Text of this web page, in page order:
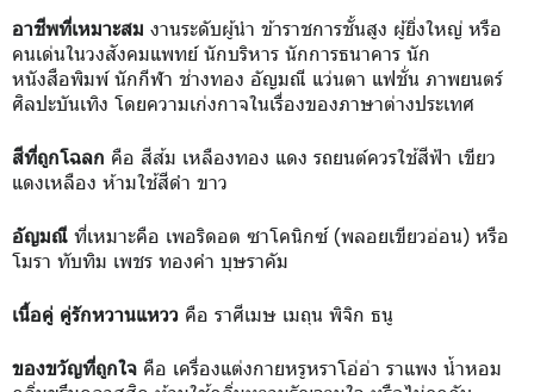
อาชีพที่เหมาะสม งานระดับผู้นำ ข้าราชการชั้นสูง ผู้ยิ่งใหญ่ หรือ
คนเด่นในวงสังคมแพทย์ นักบริหาร นักการธนาคาร นัก
หนังสือพิมพ์ นักกีฬา ช่างทอง อัญมณี แว่นตา แฟชั่น ภาพยนตร์
ศิลปะบันเทิง โดยความเก่งกาจในเรื่องของภาษาต่างประเทศ
สีที่ถูกโฉลก คือ สีส้ม เหลืองทอง แดง รถยนต์ควรใช้สีฟ้า เขียว
แดงเหลือง ห้ามใช้สีดำ ขาว
อัญมณี ที่เหมาะคือ เพอริดอต ซาโคนิกซ์ (พลอยเขียวอ่อน) หรือ
โมรา ทับทิม เพชร ทองคำ บุษราคัม
เนื้อคู่ คู่รักหวานแหวว คือ ราศีเมษ เมถุน พิจิก ธนู
ของขวัญที่ถูกใจ คือ เครื่องแต่งกายหรูหราโอ่อ่า ราแพง น้ำหอม